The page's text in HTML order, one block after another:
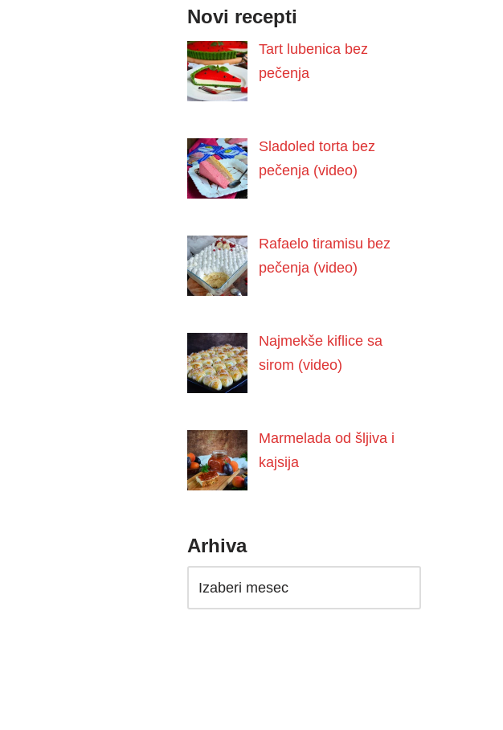
Novi recepti
Tart lubenica bez
pečenja
Sladoled torta bez
pečenja (video)
Rafaelo tiramisu bez
pečenja (video)
Najmekše kiflice sa
sirom (video)
Marmelada od šljiva i
kajsija
Arhiva